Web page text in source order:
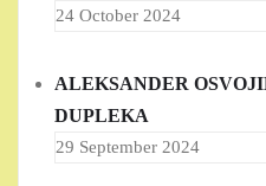
24 October 2024
ALEKSANDER
DUPLEKA
29 September 2024